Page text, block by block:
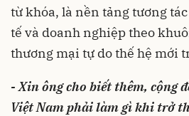
từ khóa, là nền tảng tương
tế và doanh nghiệp theo
thương mại tự do thế hệ mới
- Xin ông cho biết thêm, cộng
Việt Nam phải làm gì khi trở